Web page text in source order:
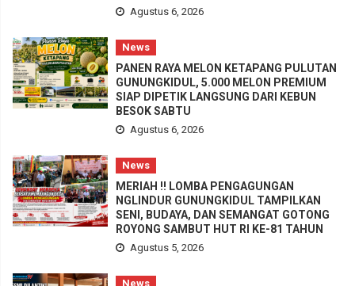
Agustus 6, 2026
News
PANEN RAYA MELON KETAPANG PULUTAN
GUNUNGKIDUL, 5.000 MELON PREMIUM
SIAP DIPETIK LANGSUNG DARI KEBUN
BESOK SABTU
Agustus 6, 2026
News
MERIAH !! LOMBA PENGAGUNGAN
NGLINDUR GUNUNGKIDUL TAMPILKAN
SENI, BUDAYA, DAN SEMANGAT GOTONG
ROYONG SAMBUT HUT RI KE-81 TAHUN
Agustus 5, 2026
News